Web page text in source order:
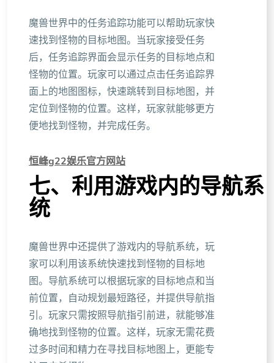
魔兽世界中的任务追踪功能可以帮助玩家快
速找到怪物的目标地图。当玩家接受任务
后，任务追踪界面会显示任务的目标地点和
怪物的位置。玩家可以通过点击任务追踪界
面上的地图图标，快速跳转到目标地图，并
定位到怪物的位置。这样，玩家就能够更方
便地找到怪物，并完成任务。
恒峰g22娱乐官方网站
七、利用游戏内的导航系
统
魔兽世界中还提供了游戏内的导航系统，玩
家可以利用该系统快速找到怪物的目标地
图。导航系统可以根据玩家的目标地点和当
前位置，自动规划最短路径，并提供导航指
引。玩家只需按照导航指引前进，就能够准
确地找到怪物的位置。这样，玩家无需花费
过多时间和精力在寻找目标地图上，更能专